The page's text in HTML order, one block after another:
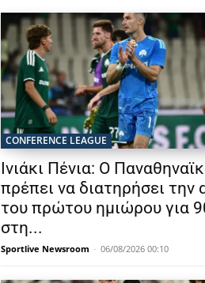
CONFERENCE LEAGUE
Ινιάκι Πένια: Ο
πρέπει να διατηρήσει την
του πρώτου ημιώρου για
στη...
Sportlive Newsroom - 06/08/2026 00:10